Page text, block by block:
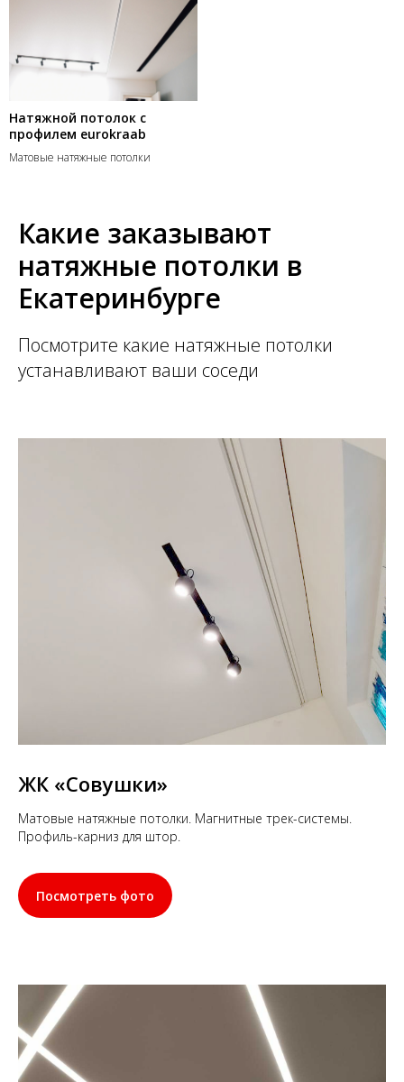
Натяжной потолок с
профилем eurokraab
Матовые натяжные потолки
Какие заказывают
натяжные потолки в
Екатеринбурге
Посмотрите какие натяжные потолки
устанавливают ваши соседи
ЖК «Совушки»
Матовые натяжные потолки. Магнитные трек-системы.
Профиль-карниз для штор.
Посмотреть фото